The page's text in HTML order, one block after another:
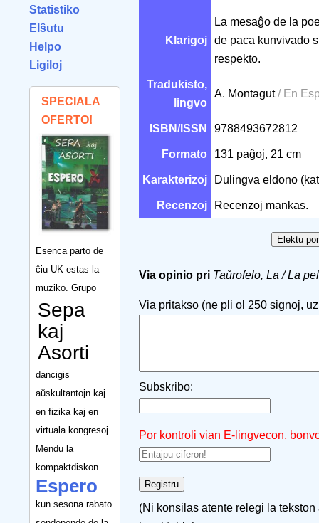
Statistiko
Elŝutu
Helpo
Ligiloj
SPECIALA
OFERTO!
Esenca parto de
ĉiu UK estas la
muziko. Grupo
Sepa
kaj
Asorti
dancigis
aŭskultantojn kaj
en fizika kaj en
virtuala kongresoj.
Mendu la
kompaktdiskon
Espero
kun sesona rabato
Klarigoj
La mesaĝo de la
de paca kunvivado
respekto.
Tradukisto,
lingvo
A. Montagut/ En
ISBN/ISSN 9788493672812
Formato 131 paĝoj, 21 cm
Karakterizoj Dulingva eldono
Recenzoj Recenzoj mankas.
Via opinio pri Taŭrofelo, La / La
Via pritakso (ne pli ol 250 signoj,
Subskribo:
Por kontroli vian E-lingvecon,
(Ni konsilas atente relegi la